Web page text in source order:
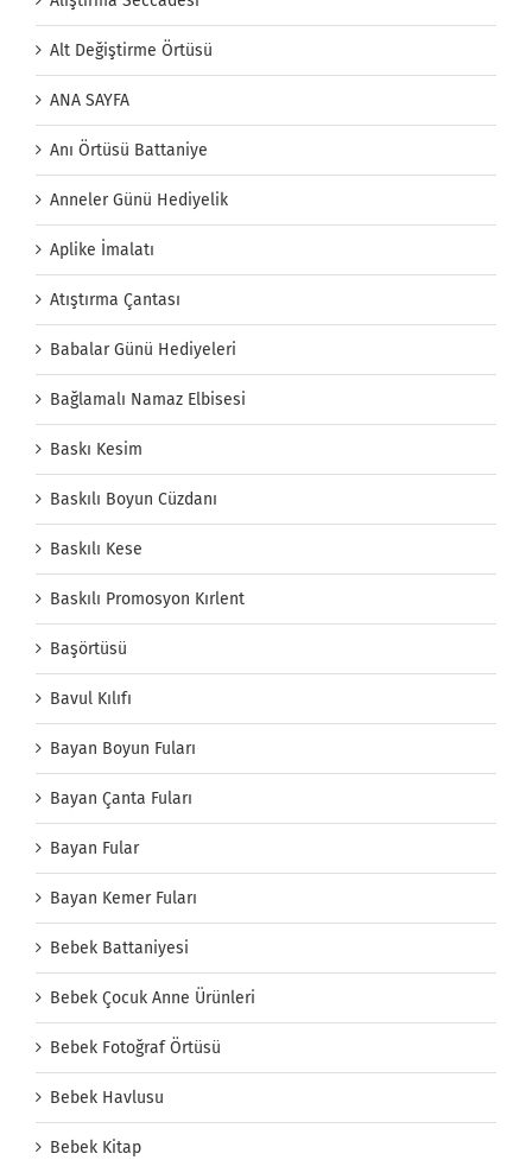
Alt Değiştirme Örtüsü
ANA SAYFA
Anı Örtüsü Battaniye
Anneler Günü Hediyelik
Aplike İmalatı
Atıştırma Çantası
Babalar Günü Hediyeleri
Bağlamalı Namaz Elbisesi
Baskı Kesim
Baskılı Boyun Cüzdanı
Baskılı Kese
Baskılı Promosyon Kırlent
Başörtüsü
Bavul Kılıfı
Bayan Boyun Fuları
Bayan Çanta Fuları
Bayan Fular
Bayan Kemer Fuları
Bebek Battaniyesi
Bebek Çocuk Anne Ürünleri
Bebek Fotoğraf Örtüsü
Bebek Havlusu
Bebek Kitap